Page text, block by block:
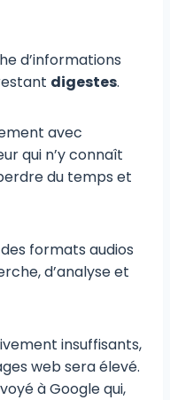
d’informations
digestes.
avec
qui n’y connaît
du temps et
formats audios
d’analyse et
insuffisants,
web sera élevé.
à Google qui,